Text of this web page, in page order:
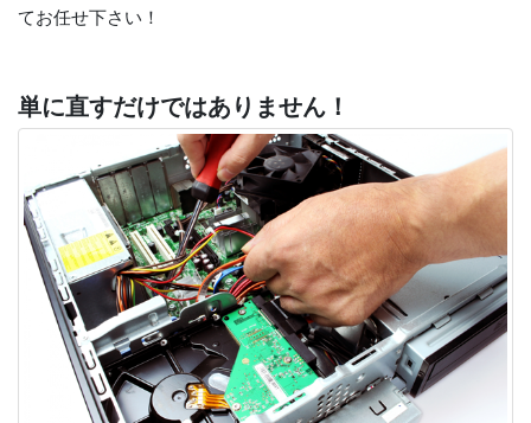
てお任せ下さい！
単に直すだけではありません！